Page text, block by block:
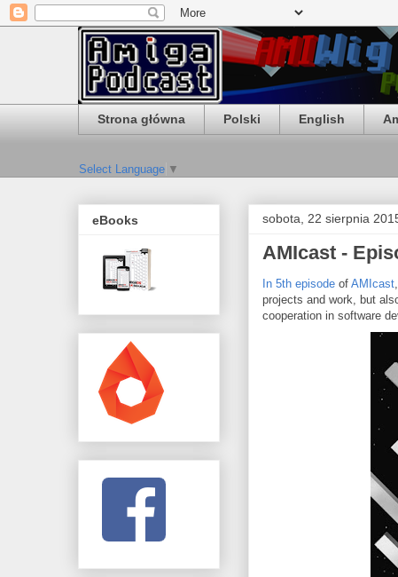
Strona główna Polski English
Select Language ▼
sobota, 22 sierpnia
AMIcast -
In 5th episode of AMIcast
projects and work, but
cooperation in software
eBooks